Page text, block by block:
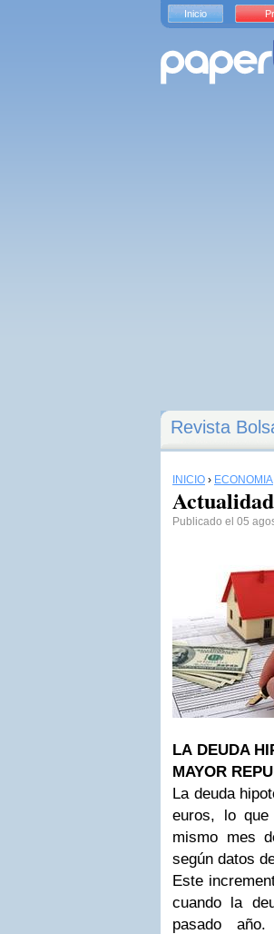
Revista
INICIO › ECONOMÍA
Actualidad
Publicado el 05
LA DEUDA
MAYOR
La deuda
euros, lo que
mismo mes
según datos
Este
cuando la
pasado
Inicio